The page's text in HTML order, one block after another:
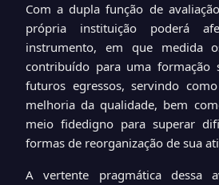
Com a dupla função de
própria instituição poderá
instrumento, em que medida
contribuído para uma formação
futuros egressos, servindo
melhoria da qualidade, bem
meio fidedigno para superar
formas de reorganização de sua
A vertente pragmática dessa